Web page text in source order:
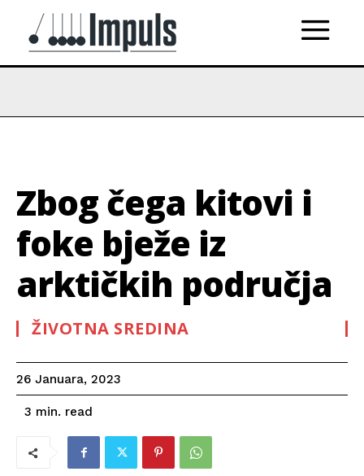
Zbog čega kitovi i
foke bježe iz
arktičkih područja
ŽIVOTNA SREDINA
26 Januara, 2023
3 min. read